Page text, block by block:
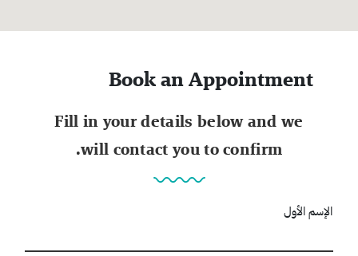
Book an Appointment
Fill in your details below and we
will contact you to confirm.
الإسم الأول